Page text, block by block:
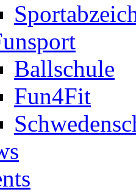
Ballschule
Fun4Fit